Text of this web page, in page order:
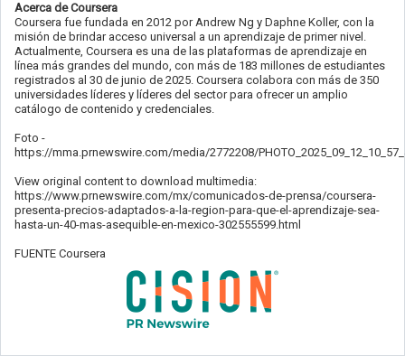
Acerca de Coursera
Coursera fue fundada en 2012 por Andrew Ng y Daphne Koller, con la
misión de brindar acceso universal a un aprendizaje de primer nivel.
Actualmente, Coursera es una de las plataformas de aprendizaje en
línea más grandes del mundo, con más de 183 millones de estudiantes
registrados al 30 de junio de 2025. Coursera colabora con más de 350
universidades líderes y líderes del sector para ofrecer un amplio
catálogo de contenido y credenciales.
Foto -
https://mma.prnewswire.com/media/2772208/
View original content to download multimedia:
https://www.prnewswire.com/mx/comunicados-de-prensa/coursera-
presenta-precios-adaptados-a-la-region-para-que-el-aprendizaje-sea-
hasta-un-40-mas-asequible-en-mexico-302555599.html
FUENTE Coursera